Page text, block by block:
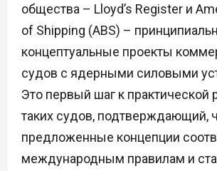
общества – Lloyd’s Register и
of Shipping (ABS) –
концептуальные проекты
судов с ядерными силовыми
Это первый шаг к практической
таких судов, подтверждающий,
предложенные концепции
международным правилам и